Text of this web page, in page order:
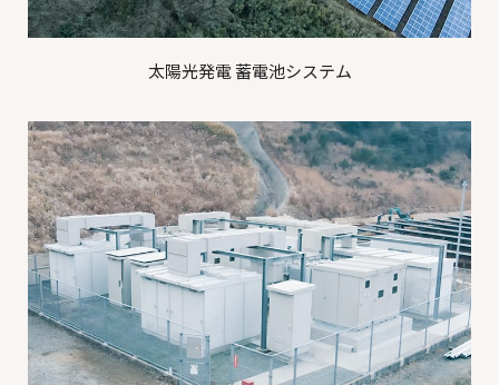
太陽光発電 蓄電池システム